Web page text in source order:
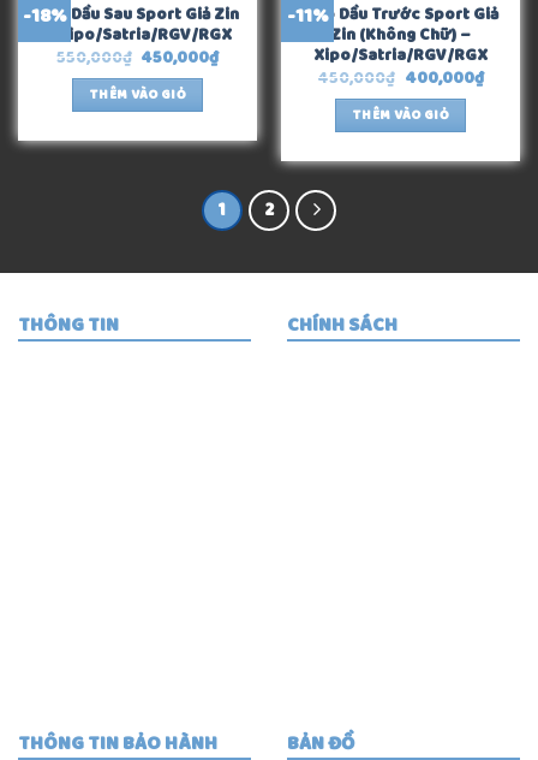
-18%
Heo Dầu Sau Sport Giả Zin
– Xipo/Satria/RGV/RGX
550,000₫ 450,000₫
THÊM VÀO GIỎ
-11%
Heo Dầu Trước Sport Giả
Zin (Không Chữ) –
Xipo/Satria/RGV/RGX
450,000₫ 400,000₫
THÊM VÀO GIỎ
1 2
THÔNG TIN
CHÍNH SÁCH
THÔNG TIN BẢO HÀNH BẢN ĐỒ